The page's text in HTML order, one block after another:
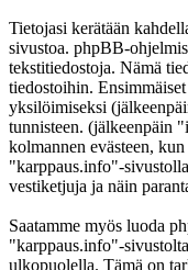
Tietojasi kerätään
sivustoa. phpBB-
tekstitiedostoja. Nämä
tiedostoihin.
yksilöimiseksi
tunnisteen. (jälkeenpäin
kolmannen evästeen,
"karppaus.info"-
vestiketjuja ja näin
Saatamme myös luoda
"karppaus.info"-
ulkopuolella. Tämä on